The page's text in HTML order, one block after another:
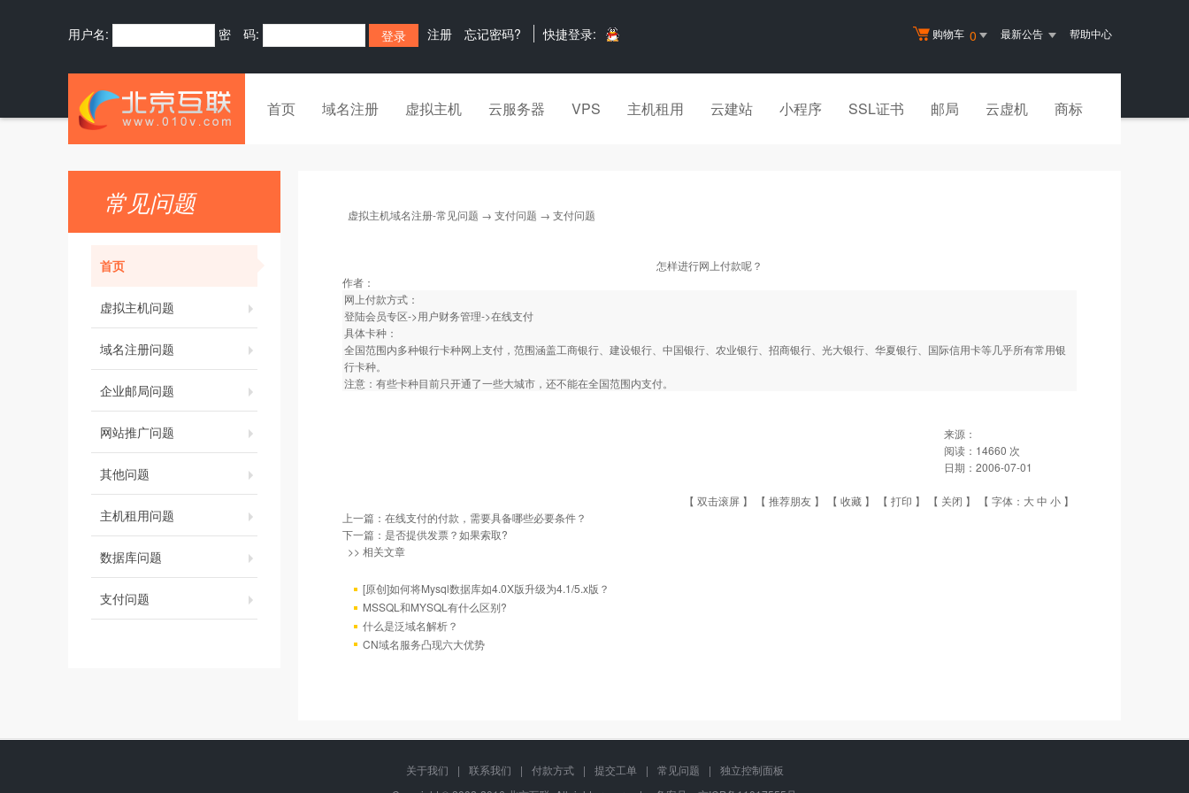
购物车 0 最新公告 帮助中心
用户名: 密 码: 注册 忘记密码? 快捷登录:
首页 域名注册 虚拟主机 云服务器 VPS 主机租用 云建站 小程序 SSL证书 邮局 云虚机 商标
常见问题
首页
虚拟主机问题
域名注册问题
企业邮局问题
网站推广问题
其他问题
主机租用问题
数据库问题
支付问题
虚拟主机域名注册-常见问题 → 支付问题 → 支付问题
怎样进行网上付款呢？
作者：
网上付款方式：
登陆会员专区->用户财务管理->在线支付
具体卡种：
全国范围内多种银行卡种网上支付，范围涵盖工商银行、建设银行、中国银行、农业银行、招商银行、光大银行、华夏银行、国际信用卡等几乎所有常用银
行卡种。
注意：有些卡种目前只开通了一些大城市，还不能在全国范围内支付。
来源：
阅读： 14660 次
日期： 2006-07-01
【 双击滚屏 】 【 推荐朋友 】 【 收藏 】 【 打印 】 【 关闭 】 【 字体： 大中 小 】
上一篇： 在线支付的付款，需要具备哪些必要条件？
下一篇： 是否提供发票？如果索取?
>> 相关文章
[原创]如何将Mysql数据库如4.0X版升级为4.1/5.x版？
MSSQL和MYSQL有什么区别?
什么是泛域名解析？
CN域名服务凸现六大优势
关于我们 | 联系我们 | 付款方式 | 提交工单 | 常见问题 |
独立控制面板